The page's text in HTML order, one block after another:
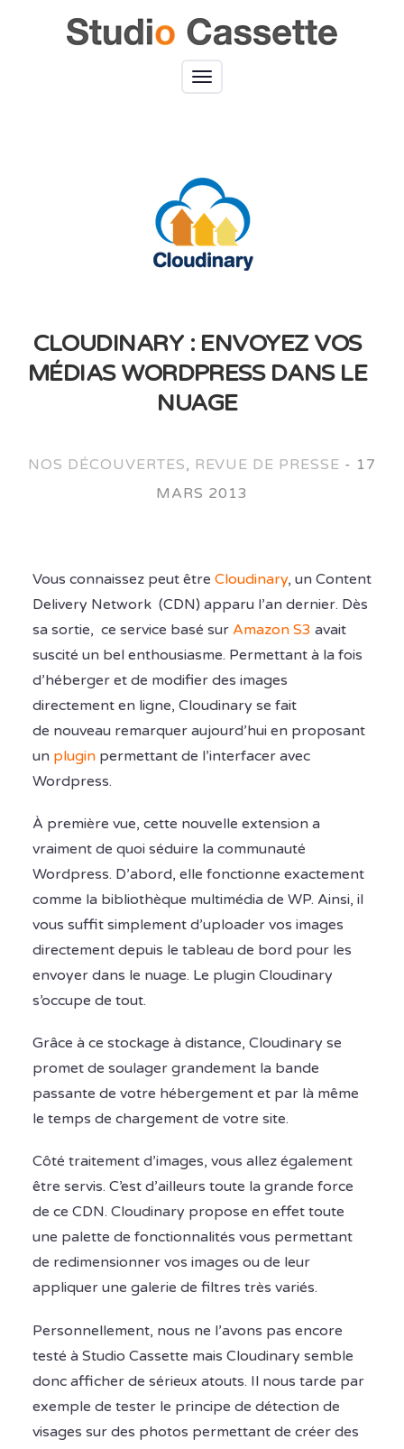
Toggle
CLOUDINARY : ENVOYEZ VOS
MÉDIAS WORDPRESS DANS LE
NUAGE
NOS DÉCOUVERTES, REVUE DE PRESSE - 17
MARS 2013
Vous connaissez peut être Cloudinary, un Content
Delivery Network (CDN) apparu l’an dernier. Dès
sa sortie, ce service basé sur Amazon S3 avait
suscité un bel enthousiasme. Permettant à la fois
d’héberger et de modifier des images
directement en ligne, Cloudinary se fait
de nouveau remarquer aujourd’hui en proposant
un plugin permettant de l’interfacer avec
Wordpress.
À première vue, cette nouvelle extension a
vraiment de quoi séduire la communauté
Wordpress. D’abord, elle fonctionne exactement
comme la bibliothèque multimédia de WP. Ainsi, il
vous suffit simplement d’uploader vos images
directement depuis le tableau de bord pour les
envoyer dans le nuage. Le plugin Cloudinary
s’occupe de tout.
Grâce à ce stockage à distance, Cloudinary se
promet de soulager grandement la bande
passante de votre hébergement et par là même
le temps de chargement de votre site.
Côté traitement d’images, vous allez également
être servis. C’est d’ailleurs toute la grande force
de ce CDN. Cloudinary propose en effet toute
une palette de fonctionnalités vous permettant
de redimensionner vos images ou de leur
appliquer une galerie de filtres très variés.
Personnellement, nous ne l’avons pas encore
testé à Studio Cassette mais Cloudinary semble
donc afficher de sérieux atouts. Il nous tarde par
exemple de tester le principe de détection de
visages sur des photos permettant de créer des